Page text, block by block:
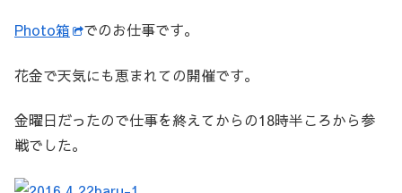
Photo箱 でのお仕事です。
花金で天気にも恵まれての開催です。
金曜日だったので仕事を終えてからの18時半ころから参
戦でした。